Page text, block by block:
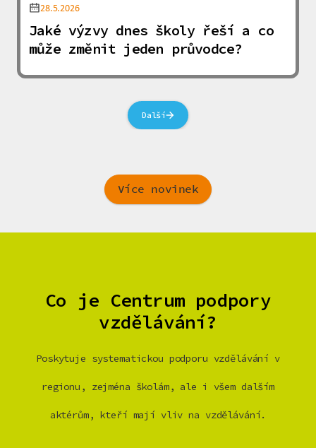
28.5.2026
Jaké výzvy dnes školy řeší a co
může změnit jeden průvodce?
Další
Více novinek
Co je Centrum podpory
vzdělávání?
Poskytuje systematickou podporu vzdělávání v
regionu, zejména školám, ale i všem dalším
aktérům, kteří mají vliv na vzdělávání.